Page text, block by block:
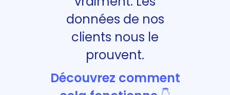
données de nos
clients nous le
prouvent.
Découvrez comment